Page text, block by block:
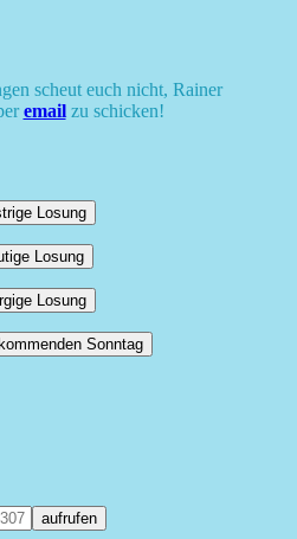
scheut euch nicht, Rainer
emailzu schicken!
Losung
Losung
Losung
Sonntag
aufrufen